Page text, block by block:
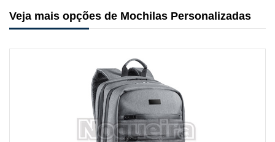
Veja mais opções de Mochilas Personalizadas